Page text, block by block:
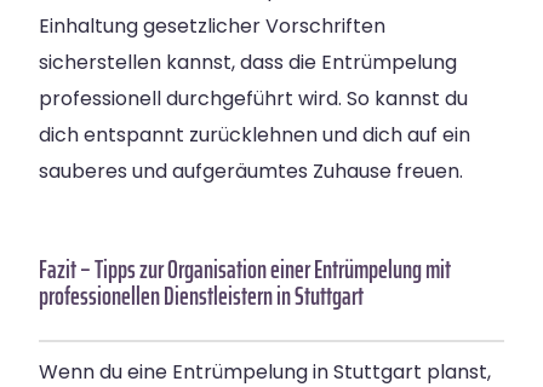
Einhaltung gesetzlicher Vorschriften
sicherstellen kannst, dass die Entrümpelung
professionell durchgeführt wird. So kannst du
dich entspannt zurücklehnen und dich auf ein
sauberes und aufgeräumtes Zuhause freuen.
Fazit – Tipps zur Organisation einer Entrümpelung mit
professionellen Dienstleistern in Stuttgart
Wenn du eine Entrümpelung in Stuttgart planst,